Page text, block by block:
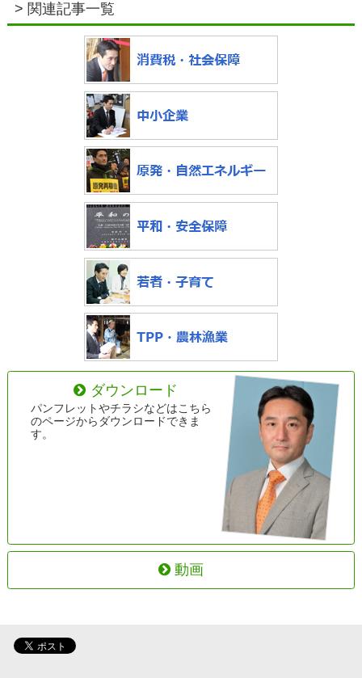
> 関連記事一覧
ダウンロード
パンフレットやチラシなどはこちら
のページからダウンロードできま
す。
動画